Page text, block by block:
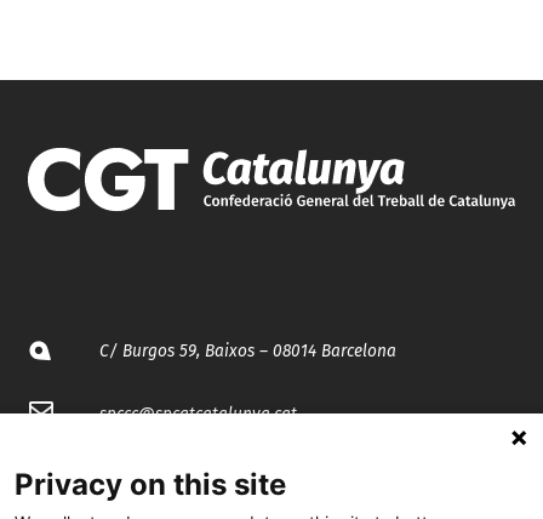
C/ Burgos 59, Baixos – 08014 Barcelona
spccc@spcgtcatalunya.cat
Privacy on this site